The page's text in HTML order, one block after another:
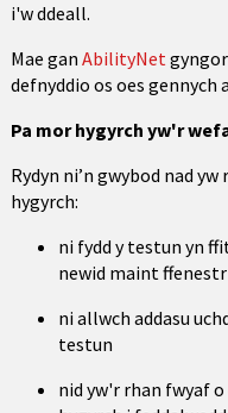
i'w ddeall.
Mae gan AbilityNetgyngor
defnyddio os oes gennych
Pa mor hygyrch yw'r
Rydyn ni’n gwybod nad
hygyrch:
ni fydd y testun yn
newid maint
ni allwch addasu
testun
nid yw'r rhan fwyaf